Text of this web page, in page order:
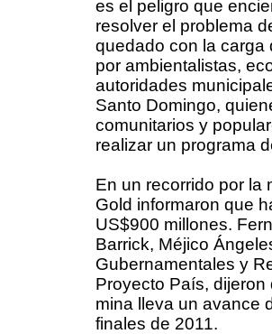
es el peligro que
resolver el problema
quedado con la carga
por ambientalistas,
autoridades
Santo Domingo,
comunitarios y
realizar un programa
En un recorrido por la
Gold informaron que
US$900 millones.
Barrick, Méjico
Gubernamentales y
Proyecto País,
mina lleva un avance
finales de 2011.